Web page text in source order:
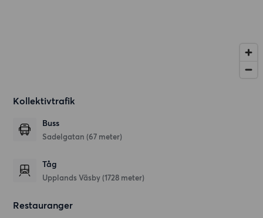
Kollektivtrafik
Buss
Sadelgatan (67 meter)
Tåg
Upplands Väsby (1728 meter)
Restauranger